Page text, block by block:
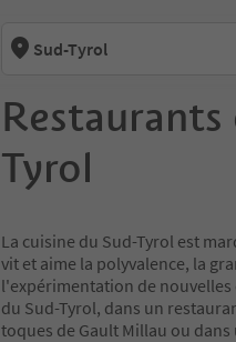
Sud-Tyrol
Restaurants
Tyrol
La cuisine du Sud-Tyrol est
vit et aime la polyvalence, la
l'expérimentation de
du Sud-Tyrol, dans un
toques de Gault Millau ou